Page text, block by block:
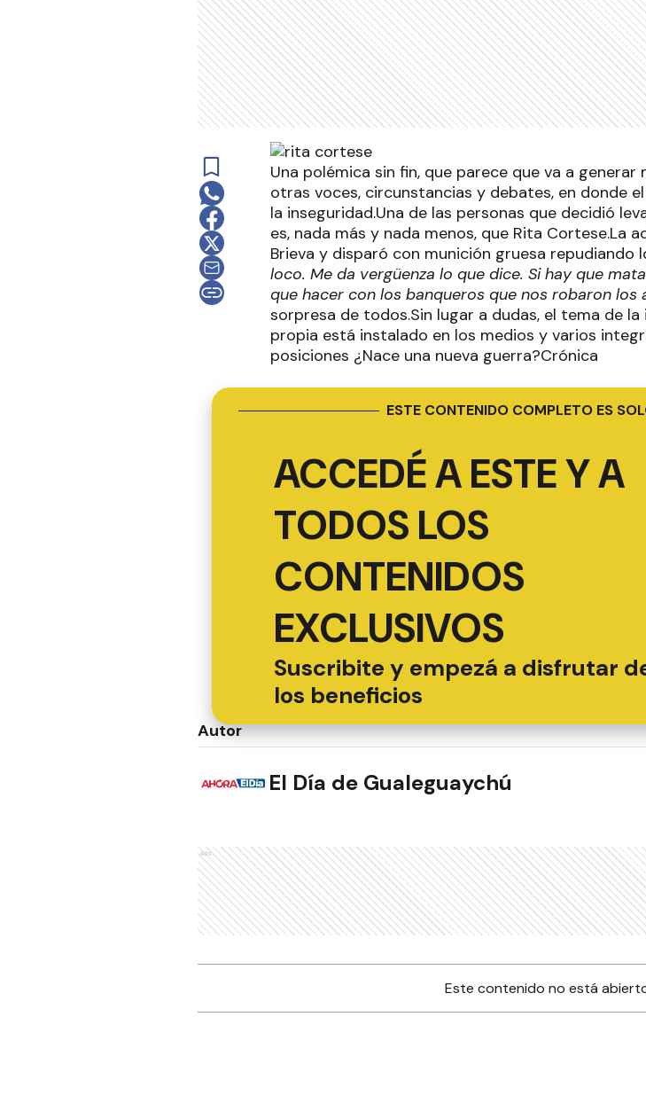
Una polémica sin fin, que parece que va a
otras voces, circunstancias y debates, en donde
la inseguridad.Una de las personas que decidió
es, nada más y nada menos, que Rita Cortese.La
Brieva y disparó con munición gruesa repudiando
loco. Me da vergüenza lo que dice. Si hay que
que hacer con los banqueros que nos robaron los
sorpresa de todos.Sin lugar a dudas, el tema de
propia está instalado en los medios y varios
posiciones ¿Nace una nueva guerra?Crónica
ESTE CONTENIDO COMPLETO ES
ACCEDÉ A ESTE Y A
TODOS LOS
CONTENIDOS
EXCLUSIVOS
Suscribite y empezá a disfrutar
los beneficios
Autor
El Día de Gualeguaychú
Ads
Este contenido no está